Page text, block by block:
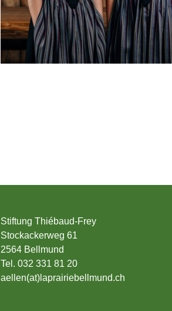
Stiftung Thiébaud-Frey
Stockackerweg 61
2564 Bellmund
Tel. 032 331 81 20
aellen(at)laprairiebellmund.ch